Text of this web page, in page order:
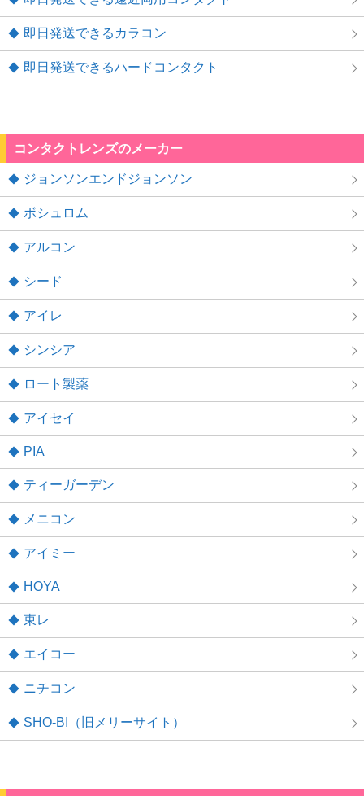
即日発送できるカラコン
即日発送できるハードコンタクト
コンタクトレンズのメーカー
ジョンソンエンドジョンソン
ボシュロム
アルコン
シード
アイレ
シンシア
ロート製薬
アイセイ
PIA
ティーガーデン
メニコン
アイミー
HOYA
東レ
エイコー
ニチコン
SHO-BI（旧メリーサイト）